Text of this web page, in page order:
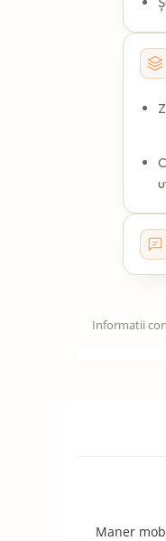
Informatii
Maner